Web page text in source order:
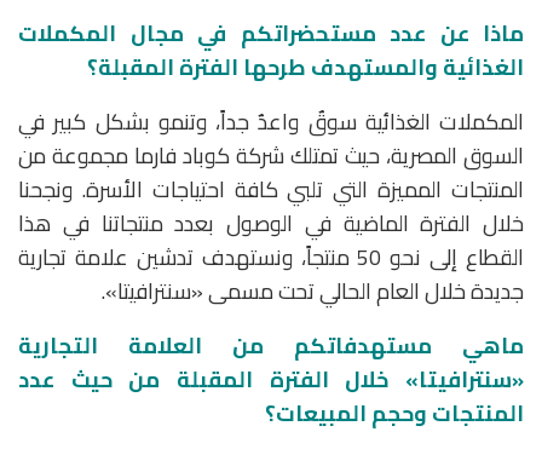
ماذا عن عدد مستحضراتكم في مجال المكملات
الغذائية والمستهدف طرحها الفترة المقبلة؟
المكملات الغذائية سوقٌ واعدٌ جداً، وتنمو بشكل كبير في
السوق المصرية، حيث تمتلك شركة كوباد فارما مجموعة من
المنتجات المميزة التي تلبي كافة احتياجات الأسرة. ونجحنا
خلال الفترة الماضية في الوصول بعدد منتجاتنا في هذا
القطاع إلى نحو 50 منتجاً، ونستهدف تدشين علامة تجارية
جديدة خلال العام الحالي تحت مسمى «سنترافيتا».
ماهي مستهدفاتكم من العلامة التجارية
«سنترافيتا» خلال الفترة المقبلة من حيث عدد
المنتجات وحجم المبيعات؟